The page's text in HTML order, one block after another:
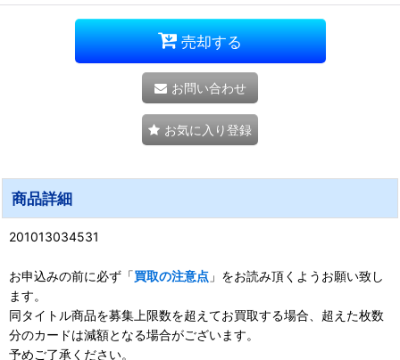
売却する
お問い合わせ
お気に入り登録
商品詳細
201013034531
お申込みの前に必ず「買取の注意点 」をお読み頂くようお願い致し
ます。
同タイトル商品を募集上限数を超えてお買取する場合、超えた枚数
分のカードは減額となる場合がございます。
予めご了承ください。